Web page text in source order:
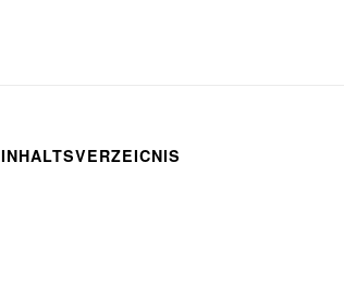
INHALTSVERZEICNIS